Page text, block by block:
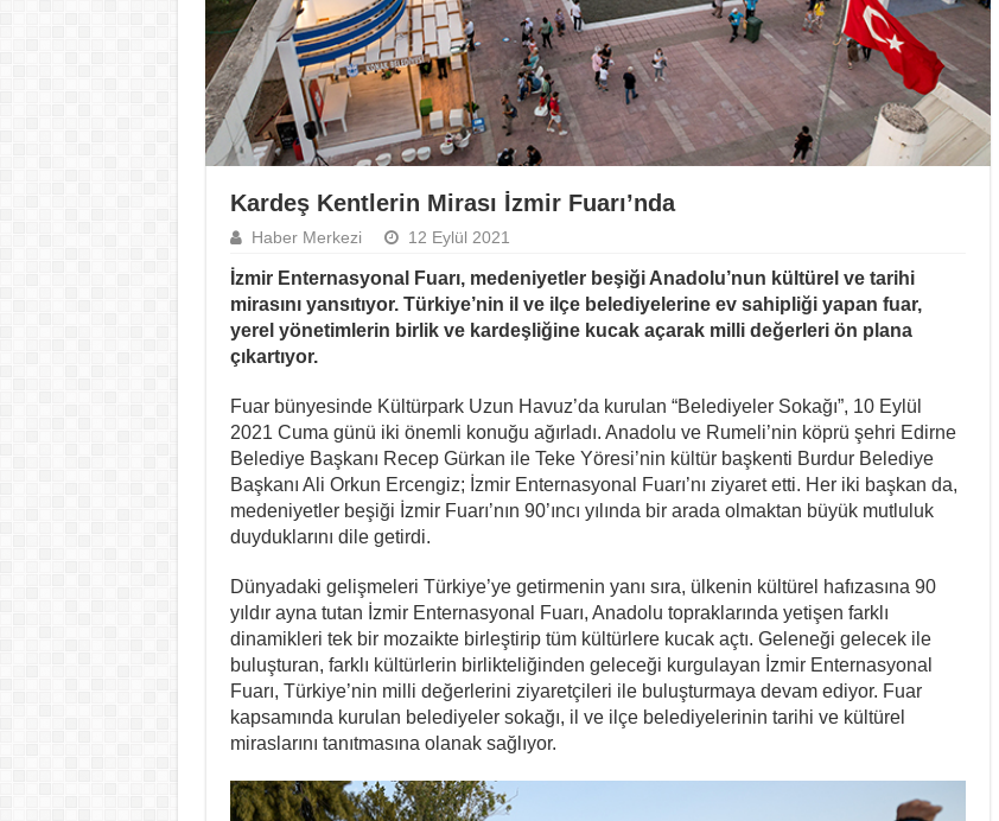
Kardeş Kentlerin Mirası İzmir Fuarı’nda
Haber Merkezi 12 Eylül 2021
İzmir Enternasyonal Fuarı, medeniyetler beşiği Anadolu’nun kültürel ve tarihi
mirasını yansıtıyor. Türkiye’nin il ve ilçe belediyelerine ev sahipliği yapan fuar,
yerel yönetimlerin birlik ve kardeşliğine kucak açarak milli değerleri ön plana
çıkartıyor.
Fuar bünyesinde Kültürpark Uzun Havuz’da kurulan “Belediyeler Sokağı”, 10 Eylül
2021 Cuma günü iki önemli konuğu ağırladı. Anadolu ve Rumeli’nin köprü şehri Edirne
Belediye Başkanı Recep Gürkan ile Teke Yöresi’nin kültür başkenti Burdur Belediye
Başkanı Ali Orkun Ercengiz; İzmir Enternasyonal Fuarı’nı ziyaret etti. Her iki başkan da,
medeniyetler beşiği İzmir Fuarı’nın 90’ıncı yılında bir arada olmaktan büyük mutluluk
duyduklarını dile getirdi.
Dünyadaki gelişmeleri Türkiye’ye getirmenin yanı sıra, ülkenin kültürel hafızasına 90
yıldır ayna tutan İzmir Enternasyonal Fuarı, Anadolu topraklarında yetişen farklı
dinamikleri tek bir mozaikte birleştirip tüm kültürlere kucak açtı. Geleneği gelecek ile
buluşturan, farklı kültürlerin birlikteliğinden geleceği kurgulayan İzmir Enternasyonal
Fuarı, Türkiye’nin milli değerlerini ziyaretçileri ile buluşturmaya devam ediyor. Fuar
kapsamında kurulan belediyeler sokağı, il ve ilçe belediyelerinin tarihi ve kültürel
miraslarını tanıtmasına olanak sağlıyor.